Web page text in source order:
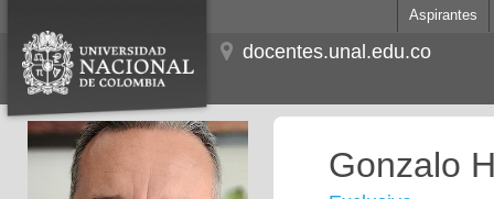
Aspirantes
docentes.unal.edu.co
Gonzalo